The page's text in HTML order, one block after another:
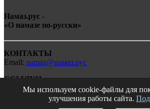
Намаз.рус -
«О намазе по-русски»
КОНТАКТЫ
Email: namaz@намаз.рус
ССЫЛКИ
Телеграм бот
Мы используем cookie-файлы для
улучшения работы сайта.